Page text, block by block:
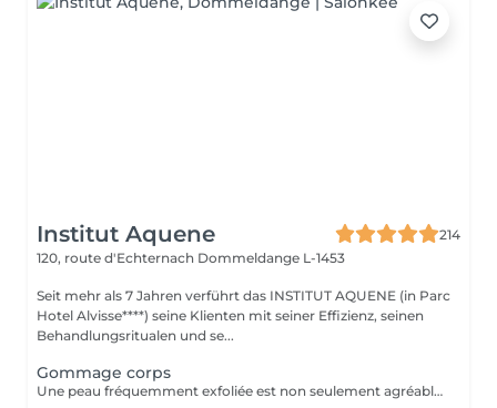
Institut Aquene
214
120, route d'Echternach Dommeldange L-1453
Seit mehr als 7 Jahren verführt das INSTITUT AQUENE (in Parc
Hotel Alvisse****) seine Klienten mit seiner Effizienz, seinen
Behandlungsritualen und se...
Gommage corps
Une peau fréquemment exfoliée est non seulement agréable mais paraît aussi en meilleure santé, absorbe d'avantage les agents hydratants, est plus souple et reste jeune plus longtemps.